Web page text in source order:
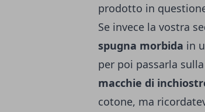
prodotto in
Se invece la vostra
spugna morbida in
per poi passarla
macchie di
cotone, ma